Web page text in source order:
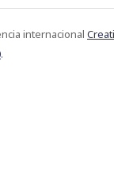
internacional
.